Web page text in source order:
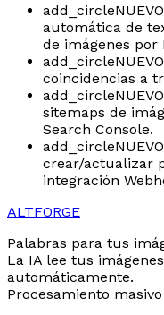
add_circleNUEVO
automática de
de imágenes por
add_circleNUEVO
coincidencias a
add_circleNUEVO
sitemaps de
Search Console.
add_circleNUEVO
crear/actualizar
integración
ALTFORGE
Palabras para tus
La IA lee tus
automáticamente.
Procesamiento